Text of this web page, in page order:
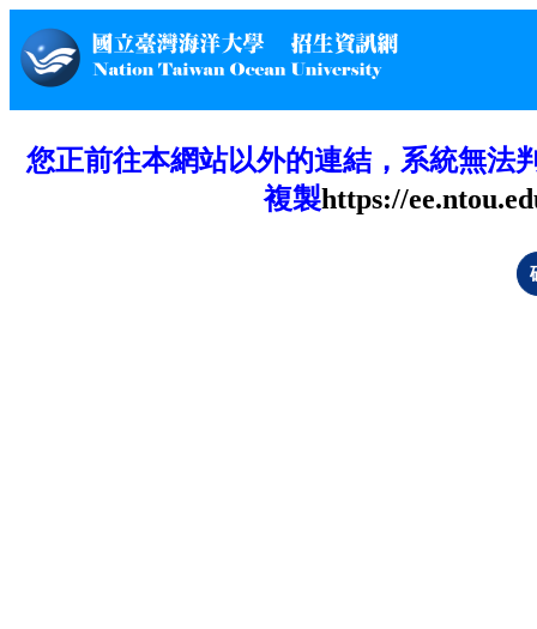
您正前往本網站以外的連結，系統無法
複製https://